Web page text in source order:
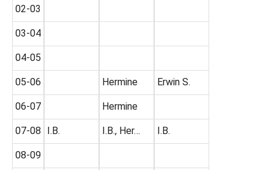
02-03
03-04
04-05
05-06
06-07
07-08
08-09
I.B.
Hermine
Hermine
I.B., Her…
Erwin S.
I.B.